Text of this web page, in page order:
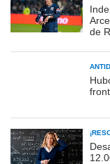
de